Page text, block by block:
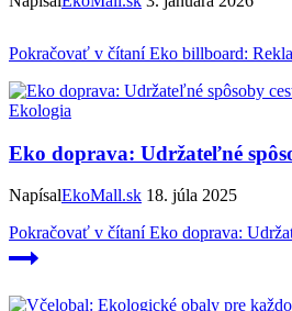
Pokračovať v čítaníEko billboard:
Ekologia
Eko doprava: Udržateľné
NapísalEkoMall.sk 18. júla 2025
Pokračovať v čítaníEko doprava: